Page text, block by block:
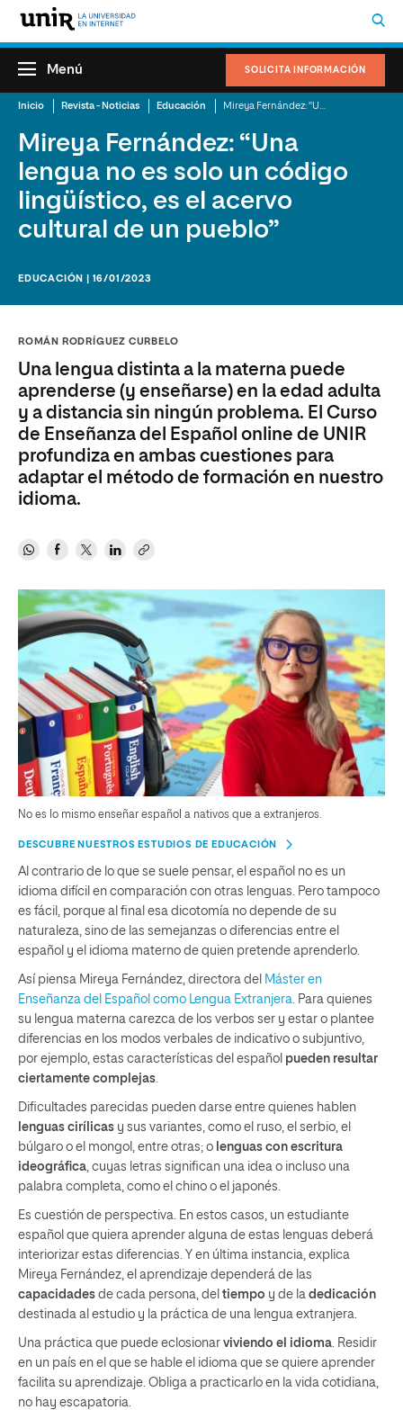
SOLICITA INFORMACIÓN
Menú
Inicio Revista - Noticias Educación
Mireya Fernández: “Una
lengua no es solo un código
lingüístico, es el acervo
cultural de un pueblo”
EDUCACIÓN | 16/01/2023
ROMÁN RODRÍGUEZ CURBELO
Una lengua distinta a la materna puede
aprenderse (y enseñarse) en la edad adulta
y a distancia sin ningún problema. El Curso
de Enseñanza del Español online de UNIR
profundiza en ambas cuestiones para
adaptar el método de formación en nuestro
idioma.
No es lo mismo enseñar español a nativos que a extranjeros.
DESCUBRE NUESTROS ESTUDIOS DE EDUCACIÓN
Al contrario de lo que se suele pensar, el español no es un
idioma difícil en comparación con otras lenguas. Pero tampoco
es fácil, porque al final esa dicotomía no depende de su
naturaleza, sino de las semejanzas o diferencias entre el
español y el idioma materno de quien pretende aprenderlo.
Así piensa Mireya Fernández, directora del Máster en
Enseñanza del Español como Lengua Extranjera . Para quienes
su lengua materna carezca de los verbos ser y estar o plantee
diferencias en los modos verbales de indicativo o subjuntivo,
por ejemplo, estas características del español pueden resultar
ciertamente complejas
Dificultades parecidas pueden darse entre quienes hablen
lenguas cirílicas y sus variantes, como el ruso, el serbio, el
búlgaro o el mongol, entre otras; o lenguas con escritura
ideográfica , cuyas letras significan una idea o incluso una
palabra completa, como el chino o el japonés.
Es cuestión de perspectiva. En estos casos, un estudiante
español que quiera aprender alguna de estas lenguas deberá
interiorizar estas diferencias. Y en última instancia, explica
Mireya Fernández, el aprendizaje dependerá de las
capacidades de cada persona, del tiempo y de la dedicación
destinada al estudio y la práctica de una lengua extranjera.
Una práctica que puede eclosionar viviendo el idioma . Residir
en un país en el que se hable el idioma que se quiere aprender
facilita su aprendizaje. Obliga a practicarlo en la vida cotidiana,
no hay escapatoria.